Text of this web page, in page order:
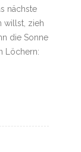
nächste
willst, zieh
die Sonne
Löchern: